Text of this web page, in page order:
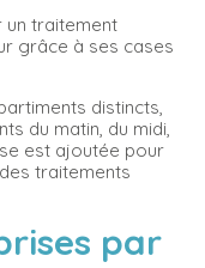
un traitement
grâce à ses cases
distincts,
du matin, du midi,
est ajoutée pour
traitements
par